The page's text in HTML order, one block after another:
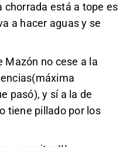
chorrada está a tope es
a hacer aguas y se
Mazón no cese a la
pasó), y sí a la de
tiene pillado por los